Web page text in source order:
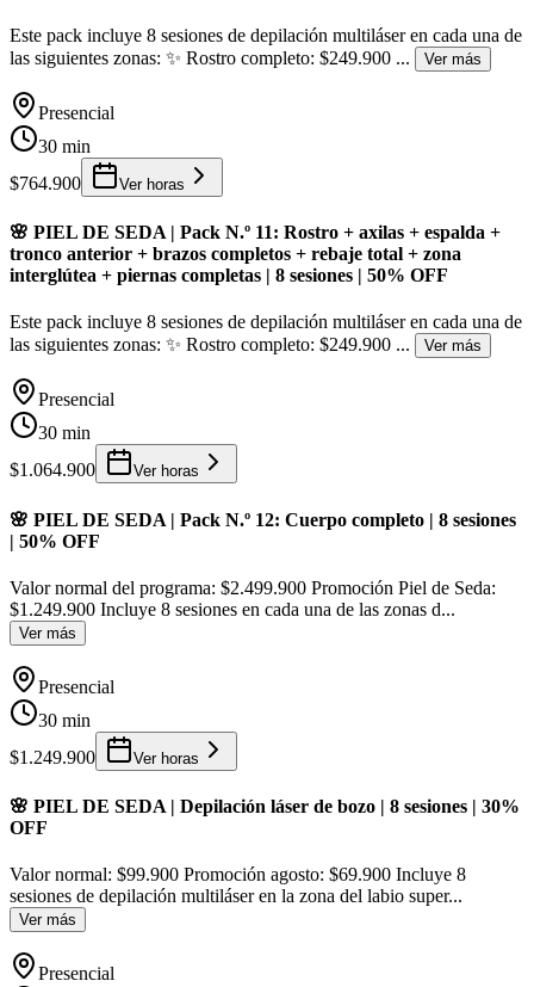
Este pack incluye 8 sesiones de depilación multiláser en cada una de
las siguientes zonas: ✨ Rostro completo: $249.900 ... Ver más
Presencial
30 min
$764.900
Ver horas
🌸 PIEL DE SEDA | Pack N.º 11: Rostro + axilas + espalda +
tronco anterior + brazos completos + rebaje total + zona
interglútea + piernas completas | 8 sesiones | 50% OFF
Este pack incluye 8 sesiones de depilación multiláser en cada una de
las siguientes zonas: ✨ Rostro completo: $249.900 ... Ver más
Presencial
30 min
$1.064.900
Ver horas
🌸 PIEL DE SEDA | Pack N.º 12: Cuerpo completo | 8 sesiones
| 50% OFF
Valor normal del programa: $2.499.900 Promoción Piel de Seda:
$1.249.900 Incluye 8 sesiones en cada una de las zonas d...
Ver más
Presencial
30 min
$1.249.900
Ver horas
🌸 PIEL DE SEDA | Depilación láser de bozo | 8 sesiones | 30%
OFF
Valor normal: $99.900 Promoción agosto: $69.900 Incluye 8
sesiones de depilación multiláser en la zona del labio super...
Ver más
Presencial